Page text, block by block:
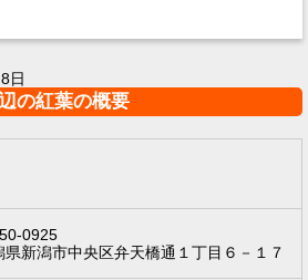
日
の紅葉の概要
0925
県新潟市中央区弁天橋通１丁目６－１７